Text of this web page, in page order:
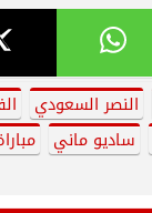
النصر السعودي
ساديو ماني